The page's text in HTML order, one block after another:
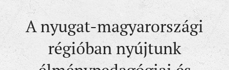
A nyugat-magyarországi
régióban nyújtunk